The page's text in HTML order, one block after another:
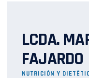
LCDA.
FAJARDO
NUTRICIÓN Y